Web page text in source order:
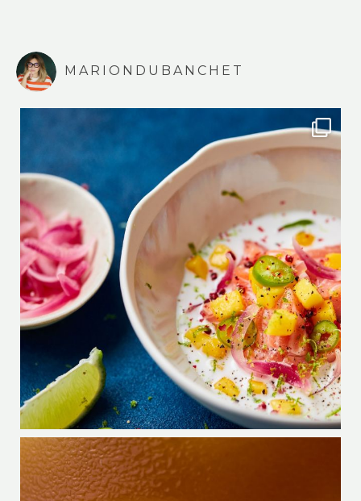
MARIONDUBANCHET